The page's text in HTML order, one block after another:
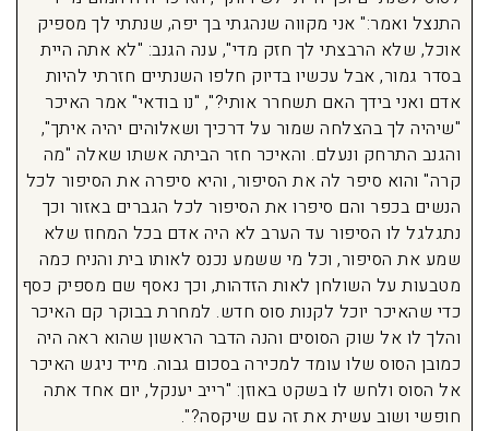
התנצל ואמר:" אני מקווה שנהגתי בך יפה, שנתתי לך מספיק
אוכל, שלא הרבצתי לך חזק מדי", ענה הגנב: "לא אתה היית
בסדר גמור, אבל עכשיו בדיוק חלפו השנתיים חזרתי להיות
אדם ואני בידך האם תשחרר אותי?", "נו בודאי" אמר האיכר
"שיהיה לך בהצלחה שמור על דרכיך ושאלוהים יהיה איתך",
והגנב התרחק ונעלם. והאיכר חזר הביתה אשתו שאלה "מה
קרה" והוא סיפר לה את הסיפור, והיא סיפרה את הסיפור לכל
הנשים בכפר והם סיפרו את הסיפור לכל הגברים באזור וכך
נתגלגל לו הסיפור עד הערב לא היה אדם בכל המחוז שלא
שמע את הסיפור, וכל מי ששמע נכנס לאותו בית והניח כמה
מטבעות על השולחן לאות הזדהות, וכך נאסף שם מספיק כסף
כדי שהאיכר יוכל לקנות סוס חדש. למחרת בבוקר קם האיכר
והלך לו אל שוק הסוסים והנה הדבר הראשון שהוא ראה היה
כמובן הסוס שלו עומד למכירה בסכום גבוה. מייד ניגש האיכר
אל הסוס ולחש לו בשקט באוזן: "רייב יענקל, יום אחד אתה
חופשי ושוב עשית את זה עם שיקסה?".